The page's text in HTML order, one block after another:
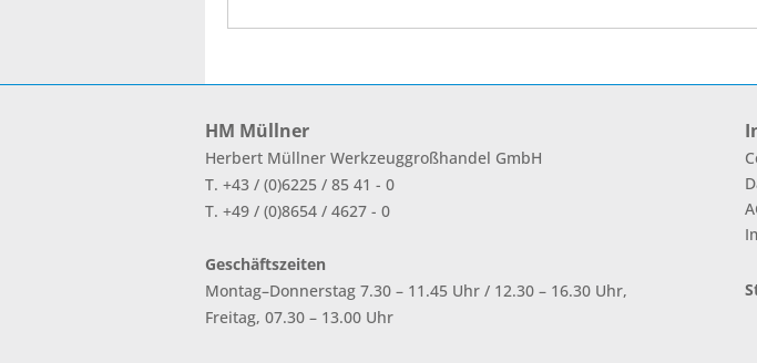
HM Müllner
Herbert Müllner Werkzeuggroßhandel GmbH
T. +43 / (0)6225 / 85 41 - 0
T. +49 / (0)8654 / 4627 - 0
Geschäftszeiten
Montag–Donnerstag 7.30 – 11.45 Uhr / 12.30 – 16.30 Uhr,
Freitag, 07.30 – 13.00 Uhr